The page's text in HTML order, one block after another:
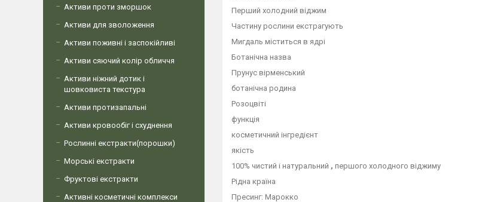
Перший холодний віджим
Частину рослини екстрагують
Мигдаль міститься в ядрі
Ботанічна назва
Прунус вірменський
ботанічна родина
Розоцвіті
функція
косметичний інгредієнт
якість
100% чистий і натуральний , першого холодного віджиму
Рідна країна
Пресинг: Марокко
Активи проти зморшок
Активи для зволоження
Активи поживні і заспокійливі
Активи сяючий колір обличчя
Активи ніжний дотик і
шовковиста текстура
Активи протизапальні
Активи кровообіг і схуднення
Рослинні екстракти(порошки)
Морські екстракти
Фруктові екстракти
Активні косметичні комплекси